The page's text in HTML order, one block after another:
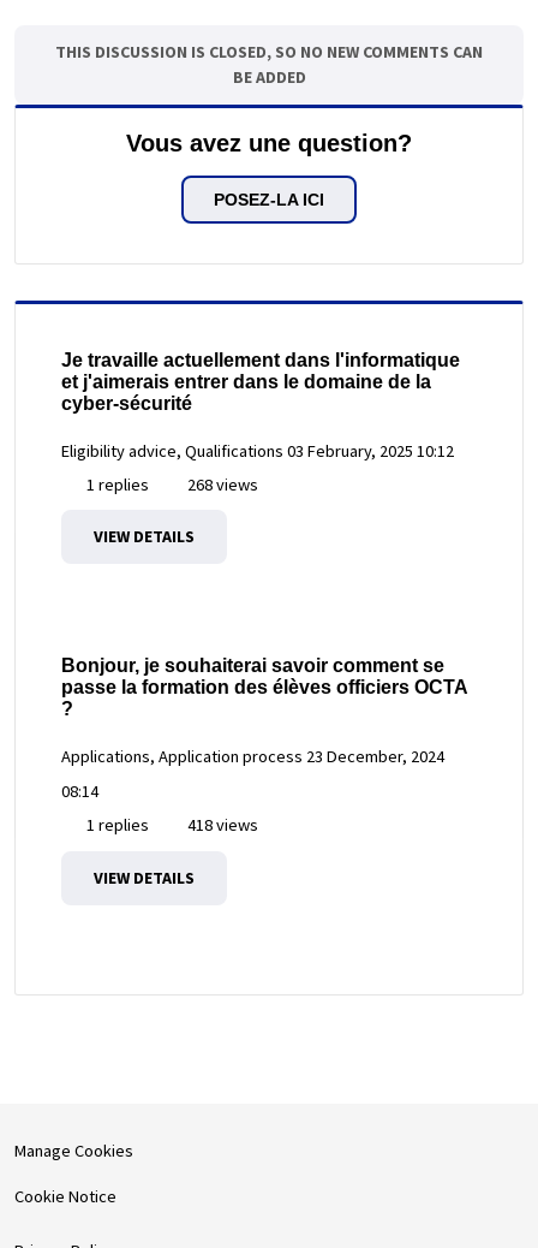
THIS DISCUSSION IS CLOSED, SO NO NEW COMMENTS CAN
BE ADDED
Vous avez une question?
POSEZ-LA ICI
Je travaille actuellement dans l'informatique
et j'aimerais entrer dans le domaine de la
cyber-sécurité
Eligibility advice, Qualifications 03 February, 2025 10:12
1 replies
268 views
VIEW DETAILS
Bonjour, je souhaiterai savoir comment se
passe la formation des élèves officiers OCTA
?
Applications, Application process 23 December, 2024
08:14
1 replies
418 views
VIEW DETAILS
Manage Cookies
Cookie Notice